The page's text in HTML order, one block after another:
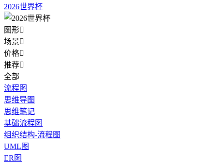
2026世界杯
图形
场景
价格
推荐
全部
流程图
思维导图
思维笔记
基础流程图
组织结构-流程图
UML图
ER图